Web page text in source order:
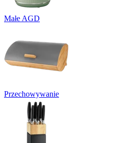
Małe AGD
Przechowywanie